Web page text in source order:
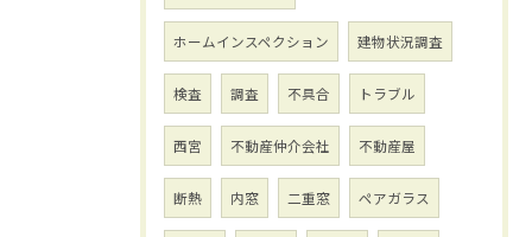
ホームインスペクション 建物状況調査
検査 調査 不具合 トラブル
西宮 不動産仲介会社 不動産屋
断熱 内窓 二重窓 ペアガラス